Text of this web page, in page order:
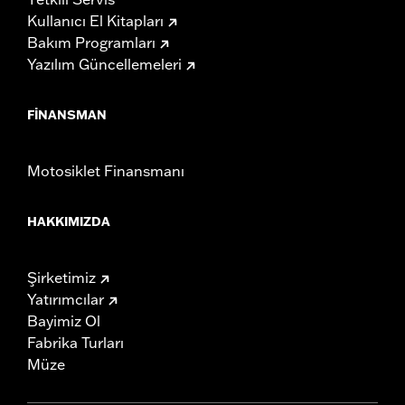
Kullanıcı El Kitapları
Bakım Programları
Yazılım Güncellemeleri
FINANSMAN
Motosiklet Finansmanı
HAKKIMIZDA
Şirketimiz
Yatırımcılar
Bayimiz Ol
Fabrika Turları
Müze